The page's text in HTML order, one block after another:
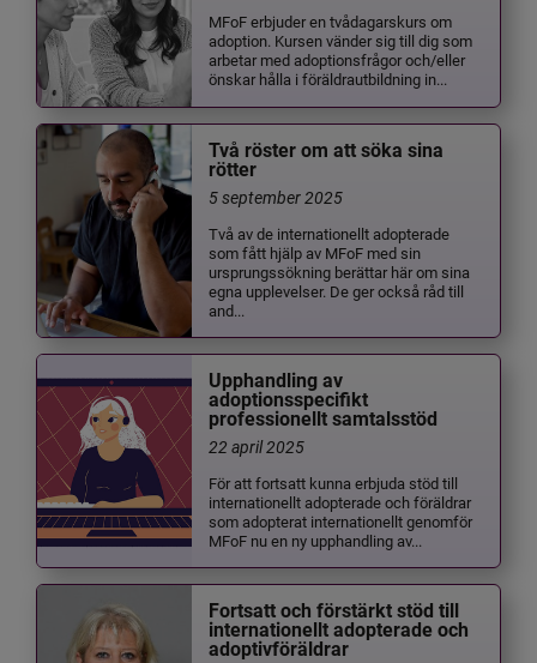
MFoF erbjuder en tvådagarskurs om
adoption. Kursen vänder sig till dig som
arbetar med adoptionsfrågor och/eller
önskar hålla i föräldrautbildning in...
Två röster om att söka sina
rötter
5 september 2025
Två av de internationellt adopterade
som fått hjälp av MFoF med sin
ursprungssökning berättar här om sina
egna upplevelser. De ger också råd till
and...
Upphandling av
adoptionsspecifikt
professionellt samtalsstöd
22 april 2025
För att fortsatt kunna erbjuda stöd till
internationellt adopterade och föräldrar
som adopterat internationellt genomför
MFoF nu en ny upphandling av...
Fortsatt och förstärkt stöd till
internationellt adopterade och
adoptivföräldrar